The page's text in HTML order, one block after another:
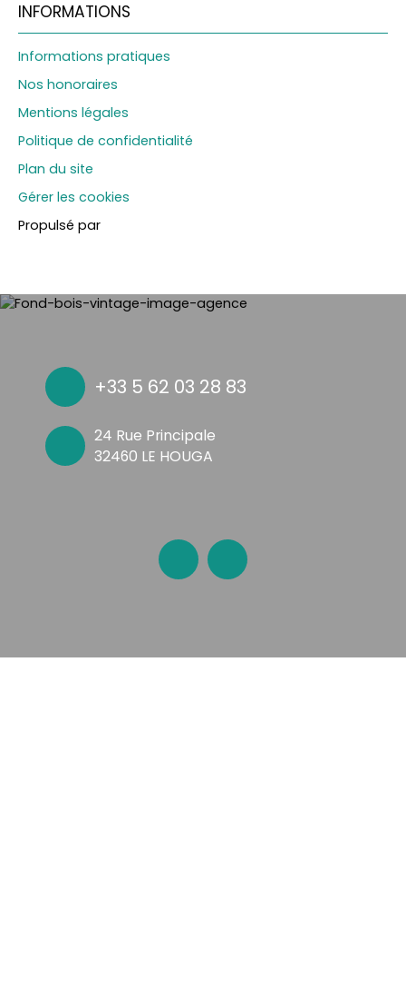
INFORMATIONS
Informations pratiques
Nos honoraires
Mentions légales
Politique de confidentialité
Plan du site
Gérer les cookies
Propulsé par
+33 5 62 03 28 83
24 Rue Principale
32460 LE HOUGA